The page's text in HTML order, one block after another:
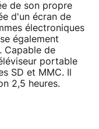
de son propre
d'un écran de
électroniques
également
Capable de
portable
SD et MMC. Il
2,5 heures.